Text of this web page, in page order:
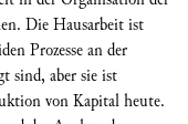
Die Hausarbeit ist
Prozesse an der
sind, aber sie ist
von Kapital heute.